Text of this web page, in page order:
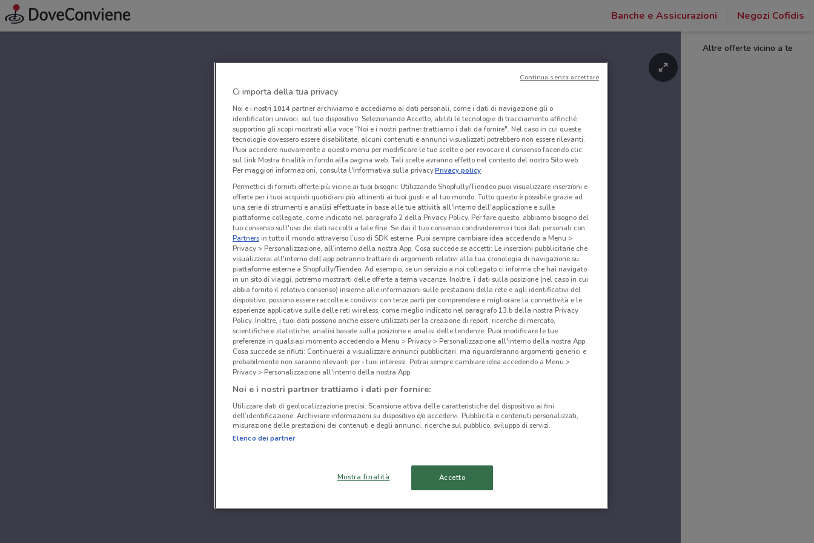
Banche e Assicurazioni Negozi Cofidis
Altre offerte vicino a te
Ci importa della tua privacy
Noi e i nostri 1014partner archiviamo e accediamo ai dati personali, come i dati di navigazione gli o
identificatori univoci, sul tuo dispositivo. Selezionando Accetto, abiliti le tecnologie di tracciamento affinché
supportino gli scopi mostrati alla voce "Noi e i nostri partner trattiamo i dati da fornire". Nel caso in cui queste
tecnologie dovessero essere disabilitate, alcuni contenuti e annunci visualizzati potrebbero non essere rilevanti.
Puoi accedere nuovamente a questo menu per modificare le tue scelte o per revocare il consenso facendo clic
sul link Mostra finalità in fondo alla pagina web. Tali scelte avranno effetto nel contesto del nostro Sito web.
Per maggiori informazioni, consulta l'Informativa sulla privacy.Privacy policy
Permettici di fornirti offerte più vicine ai tuoi bisogni: Utilizzando Shopfully/Tiendeo puoi visualizzare inserzioni e
offerte per i tuoi acquisti quotidiani più attinenti ai tuoi gusti e al tuo mondo. Tutto questo è possibile grazie ad
una serie di strumenti e analisi effettuate in base alle tue attività all'interno dell'applicazione e sulle
piattaforme collegate, come indicato nel paragrafo 2 della Privacy Policy. Per fare questo, abbiamo bisogno del
tuo consenso sull'uso dei dati raccolti a tale fine. Se dai il tuo consenso condivideremo i tuoi dati personali con
Partnersin tutto il mondo attraverso l’uso di SDK esterne. Puoi sempre cambiare idea accedendo a Menu >
Privacy > Personalizzazione, all’interno della nostra App. Cosa succede se accetti: Le inserzioni pubblicitarie che
visualizzerai all'interno dell’app potranno trattare di argomenti relativi alla tua cronologia di navigazione su
piattaforme esterne a Shopfully/Tiendeo. Ad esempio, se un servizio a noi collegato ci informa che hai navigato
in un sito di viaggi, potremo mostrarti delle offerte a tema vacanze. Inoltre, i dati sulla posizione (nel caso in cui
abbia fornito il relativo consenso) insieme alle informazioni sulle prestazioni della rete e agli identificativi del
dispositivo, possono essere raccolte e condivisi con terze parti per comprendere e migliorare la connettività e le
esperienze applicative sulle delle reti wireless, come meglio indicato nel paragrafo 13.b della nostra Privacy
Policy. Inoltre, i tuoi dati possono anche essere utilizzati per la creazione di report, ricerche di mercato,
scientifiche e statistiche, analisi basate sulla posizione e analisi delle tendenze. Puoi modificare le tue
preferenze in qualsiasi momento accedendo a Menu > Privacy > Personalizzazione all'interno della nostra App.
Cosa succede se rifiuti: Continuerai a visualizzare annunci pubblicitari, ma riguarderanno argomenti generici e
probabilmente non saranno rilevanti per i tuoi interessi. Potrai sempre cambiare idea accedendo a Menu >
Privacy > Personalizzazione all'interno della nostra App.
Noi e i nostri partner trattiamo i dati per fornire:
Utilizzare dati di geolocalizzazione precisi. Scansione attiva delle caratteristiche del dispositivo ai fini
dell’identificazione. Archiviare informazioni su dispositivo e/o accedervi. Pubblicità e contenuti personalizzati,
misurazione delle prestazioni dei contenuti e degli annunci, ricerche sul pubblico, sviluppo di servizi.
Elenco dei partner
Mostra finalità Accetto
Continua senza accettare